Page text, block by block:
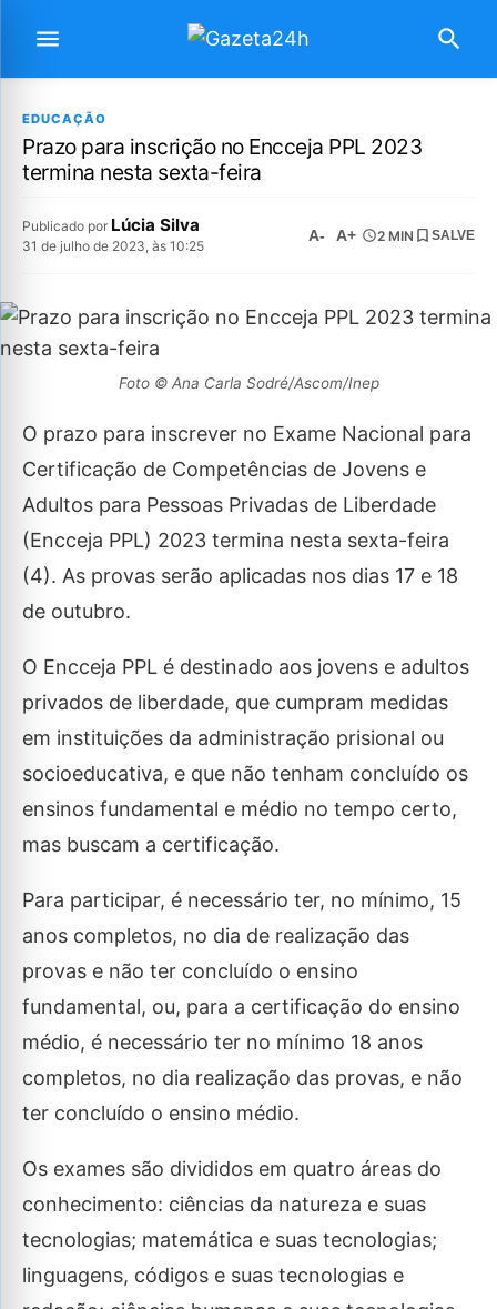
EDUCAÇÃO
Prazo para inscrição no Encceja PPL 2023
termina nesta sexta-feira
Publicado por Lúcia Silva
31 de julho de 2023, às 10:25
A- A+ 2 MIN SALVE
Foto © Ana Carla Sodré/Ascom/Inep
O prazo para inscrever no Exame Nacional para
Certificação de Competências de Jovens e
Adultos para Pessoas Privadas de Liberdade
(Encceja PPL) 2023 termina nesta sexta-feira
(4). As provas serão aplicadas nos dias 17 e 18
de outubro.
O Encceja PPL é destinado aos jovens e adultos
privados de liberdade, que cumpram medidas
em instituições da administração prisional ou
socioeducativa, e que não tenham concluído os
ensinos fundamental e médio no tempo certo,
mas buscam a certificação.
Para participar, é necessário ter, no mínimo, 15
anos completos, no dia de realização das
provas e não ter concluído o ensino
fundamental, ou, para a certificação do ensino
médio, é necessário ter no mínimo 18 anos
completos, no dia realização das provas, e não
ter concluído o ensino médio.
Os exames são divididos em quatro áreas do
conhecimento: ciências da natureza e suas
tecnologias; matemática e suas tecnologias;
linguagens, códigos e suas tecnologias e